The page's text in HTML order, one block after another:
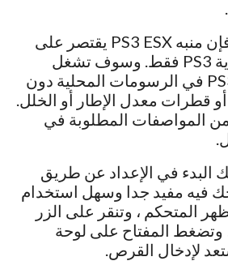
ولكن لأنه في بيتا ، فإن منبه PS3 ESX يقتصر على
تشغيل ألعاب حصرية PS3 فقط. وسوف تشغل
عناوينك الحصرية PS3 في الرسومات المحلية دون
قطرات معدل الإطار أو الخلل.
المواصفات المطلوبة في
البدء في الإعداد عن طريق
فيه مفيد جدا وسهل استخدام
المتحكم ، وتنقر على الزر
وتضغط المفتاح على لوحة
لإدخال القرص.